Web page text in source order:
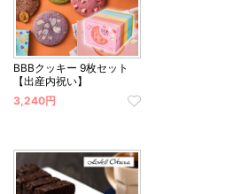
BBBクッキー 9枚セット
【出産内祝い】
3,240円